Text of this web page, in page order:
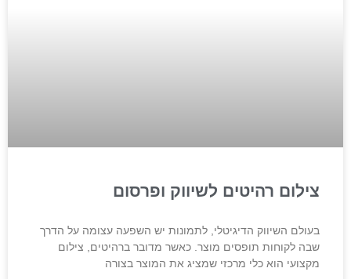
צילום רהיטים לשיווק ופרסום
בעולם השיווק הדיגיטלי, לתמונות יש השפעה עצומה על הדרך
שבה לקוחות תופסים מוצר. כאשר מדובר ברהיטים, צילום
מקצועי הוא כלי מרכזי שמציג את המוצר בצורה